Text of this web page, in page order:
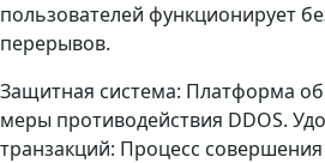
пользователей функционирует
перерывов.
Защитная система: Платформа
меры противодействия DDOS.
транзакций: Процесс совершения